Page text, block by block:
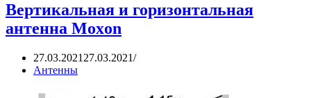
Вертикальная и горизонтальная
антенна Moxon
27.03.2021 27.03.2021
Антенны